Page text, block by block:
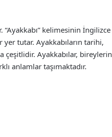
“Ayakkabı” kelimesinin İngilizce
tutar. Ayakkabıların tarihi,
çeşitlidir. Ayakkabılar, bireylerin
anlamlar taşımaktadır.